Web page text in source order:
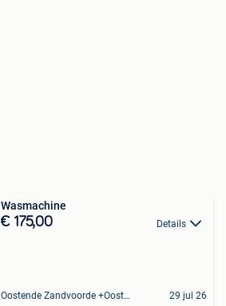
Wasmachine
€ 175,00 Details
Oostende Zandvoorde +Oostende 29 jul 26